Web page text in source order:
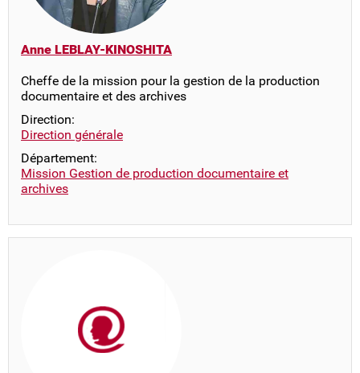
Anne LEBLAY-KINOSHITA
Cheffe de la mission pour la gestion de la production
documentaire et des archives
Direction:
Direction générale
Département:
Mission Gestion de production documentaire et
archives